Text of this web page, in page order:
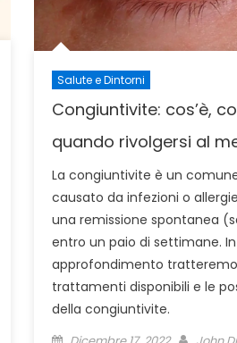
Salute e Dintorni
Congiuntivite: cos’è,
quando rivolgersi al
La congiuntivite è un
causato da infezioni o
una remissione spontanea
entro un paio di settimane.
approfondimento tratteremo
trattamenti disponibili e le
della congiuntivite.
Posted
Author